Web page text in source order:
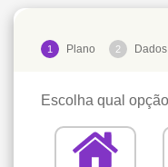
1 Plano 2 Dados
Escolha qual